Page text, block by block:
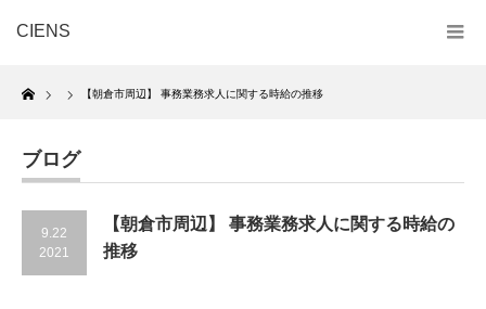
CIENS
Home
【朝倉市周辺】 事務業務求人に関する時給の推移
ブログ
9.22
2021
【朝倉市周辺】 事務業務求人に関する時給の
推移